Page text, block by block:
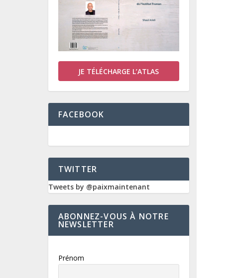
JE TÉLÉCHARGE L’ATLAS
FACEBOOK
TWITTER
Tweets by @paixmaintenant
ABONNEZ-VOUS À NOTRE
NEWSLETTER
Prénom